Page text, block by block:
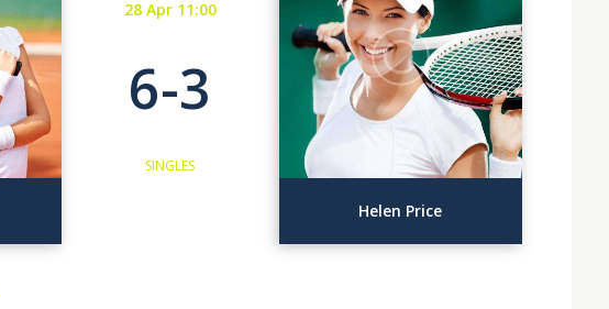
28 Apr 11:00
6-3
SINGLES
Helen Price